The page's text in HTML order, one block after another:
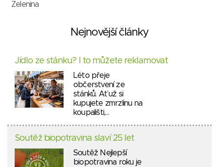
Zelenina
Nejnovější články
Jídlo ze stánku? I to můžete reklamovat
Léto přeje
občerstvení ze
stánků. Ať už si
kupujete zmrzlinu na
koupališti,…
Soutěž biopotravina slaví 25 let
Soutěž Nejlepší
biopotravina roku je